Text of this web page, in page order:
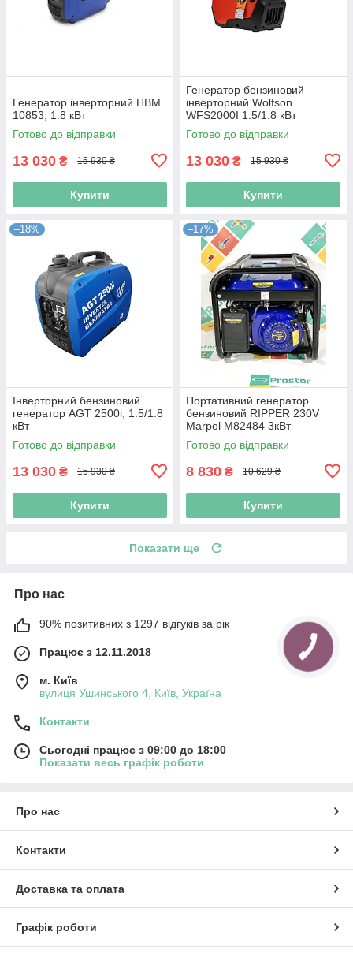
Генератор інверторний HBM
10853, 1.8 кВт
Готово до відправки
13 030 ₴ 15 930 ₴
Купити
Генератор бензиновий
інверторний Wolfson
WFS2000I 1.5/1.8 кВт
Готово до відправки
13 030 ₴ 15 930 ₴
Купити
–18%
Інверторний бензиновий
генератор AGT 2500i, 1.5/1.8
кВт
Готово до відправки
13 030 ₴ 15 930 ₴
Купити
–17%
Портативний генератор
бензиновий RIPPER 230V
Marpol M82484 3кВт
генератор бензиновий
бензинова електростанція
Готово до відправки
8 830 ₴ 10 629 ₴
Купити
Показати ще
Про нас
90% позитивних з 1297 відгуків за рік
Працює з 12.11.2018
м. Київ
вулиця Ушинського 4, Київ, Україна
Контакти
Сьогодні працює з 09:00 до 18:00
Показати весь графік роботи
Про нас
Контакти
Доставка та оплата
Графік роботи